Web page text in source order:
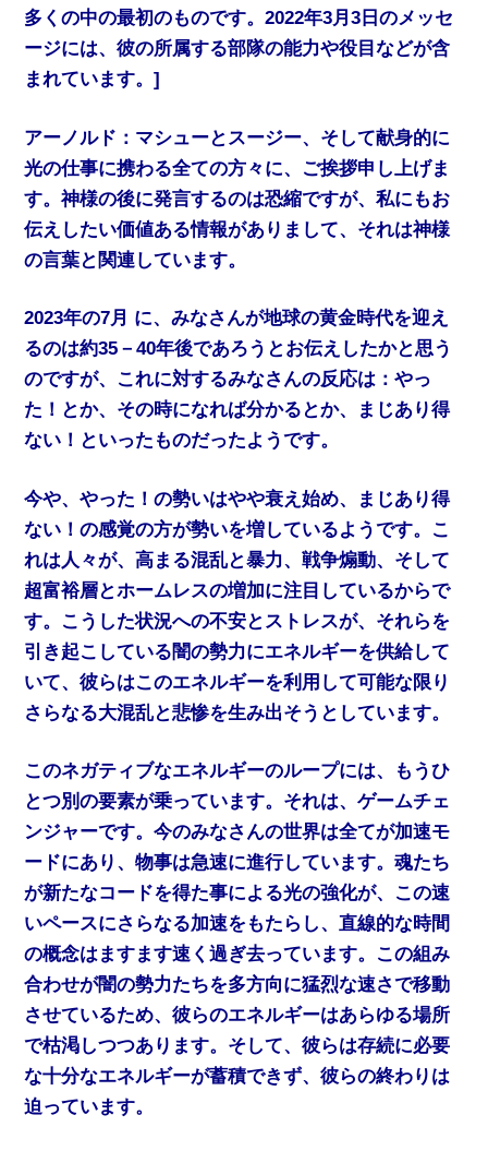
多くの中の最初のものです。2022年3月3日のメッセ
ージには、彼の所属する部隊の能力や役目などが含
まれています。]
アーノルド：マシューとスージー、そして献身的に
光の仕事に携わる全ての方々に、ご挨拶申し上げま
す。神様の後に発言するのは恐縮ですが、私にもお
伝えしたい価値ある情報がありまして、それは神様
の言葉と関連しています。
2023年の7月 に、みなさんが地球の黄金時代を迎え
るのは約35－40年後であろうとお伝えしたかと思う
のですが、これに対するみなさんの反応は：やっ
た！とか、その時になれば分かるとか、まじあり得
ない！といったものだったようです。
今や、やった！の勢いはやや衰え始め、まじあり得
ない！の感覚の方が勢いを増しているようです。こ
れは人々が、高まる混乱と暴力、戦争煽動、そして
超富裕層とホームレスの増加に注目しているからで
す。こうした状況への不安とストレスが、それらを
引き起こしている闇の勢力にエネルギーを供給して
いて、彼らはこのエネルギーを利用して可能な限り
さらなる大混乱と悲惨を生み出そうとしています。
このネガティブなエネルギーのループには、もうひ
とつ別の要素が乗っています。それは、ゲームチェ
ンジャーです。今のみなさんの世界は全てが加速モ
ードにあり、物事は急速に進行しています。魂たち
が新たなコードを得た事による光の強化が、この速
いペースにさらなる加速をもたらし、直線的な時間
の概念はますます速く過ぎ去っています。この組み
合わせが闇の勢力たちを多方向に猛烈な速さで移動
させているため、彼らのエネルギーはあらゆる場所
で枯渇しつつあります。そして、彼らは存続に必要
な十分なエネルギーが蓄積できず、彼らの終わりは
迫っています。